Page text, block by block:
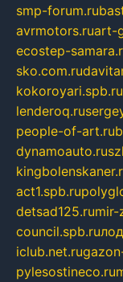
smp-forum.ru
avrmotors.ruart-
ecostep-
sko.com.ru
kokoroyari.spb.ru
lenderoq.ru
people-of-art.ru
dynamoauto.ru
act1.spb.ru
detsad125.rumir-
council.spb.ru
iclub.net.ru
pylesostineco.ru